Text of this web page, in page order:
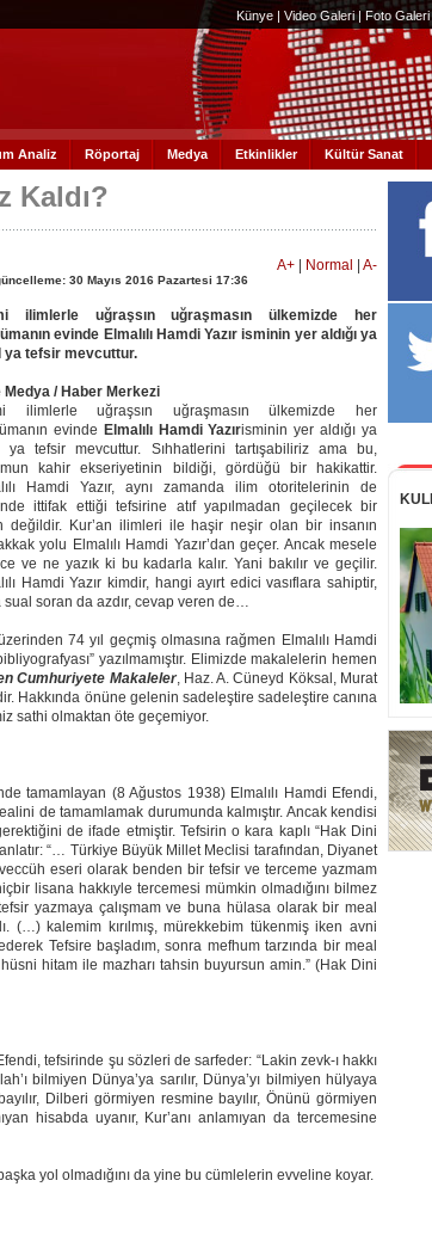
Künye | Video Galeri|Foto Galeri
Analiz Röportaj Medya Etkinlikler Kültür Sanat
Kaldı?
A+ Normal A-
30 Mayıs 2016 Pazartesi 17:36
ilimlerle uğraşsın uğraşmasın ülkemizde her
evinde Elmalılı Hamdi Yazır isminin yer aldığı ya
ya tefsir mevcuttur.
Medya / Haber Merkezi
ilimlerle uğraşsın uğraşmasın ülkemizde her
evinde Elmalılı Hamdi Yazırisminin yer aldığı ya
ya tefsir mevcuttur. Sıhhatlerini tartışabiliriz ama bu,
kahir ekseriyetinin bildiği, gördüğü bir hakikattir.
Hamdi Yazır, aynı zamanda ilim otoritelerinin de
ittifak ettiği tefsirine atıf yapılmadan geçilecek bir
değildir. Kur’an ilimleri ile haşir neşir olan bir insanın
yolu Elmalılı Hamdi Yazır’dan geçer. Ancak mesele
ve ne yazık ki bu kadarla kalır. Yani bakılır ve geçilir.
Hamdi Yazır kimdir, hangi ayırt edici vasıflara sahiptir,
soran da azdır, cevap veren de…
74 yıl geçmiş olmasına rağmen Elmalılı Hamdi
yazılmamıştır. Elimizde makalelerin hemen
Cumhuriyete Makaleler, Haz. A. Cüneyd Köksal, Murat
Hakkında önüne gelenin sadeleştire sadeleştire canına
sathi olmaktan öte geçemiyor.
tamamlayan (8 Ağustos 1938) Elmalılı Hamdi Efendi,
de tamamlamak durumunda kalmıştır. Ancak kendisi
de ifade etmiştir. Tefsirin o kara kaplı “Hak Dini
“… Türkiye Büyük Millet Meclisi tarafından, Diyanet
eseri olarak benden bir tefsir ve terceme yazmam
lisana hakkıyle tercemesi mümkin olmadığını bilmez
yazmaya çalışmam ve buna hülasa olarak bir meal
(…) kalemim kırılmış, mürekkebim tükenmiş iken avni
Tefsire başladım, sonra mefhum tarzında bir meal
hitam ile mazharı tahsin buyursun amin.” (Hak Dini
tefsirinde şu sözleri de sarfeder: “Lakin zevk-ı hakkı
bilmiyen Dünya’ya sarılır, Dünya’yı bilmiyen hülyaya
Dilberi görmiyen resmine bayılır, Önünü görmiyen
hisabda uyanır, Kur’anı anlamıyan da tercemesine
yol olmadığını da yine bu cümlelerin evveline koyar.